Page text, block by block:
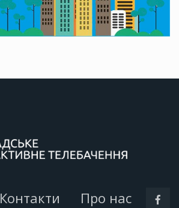
Контакти Про нас